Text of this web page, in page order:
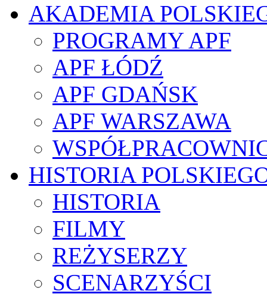
AKADEMIA
PROGRAMY APF
APF ŁÓDŹ
APF GDAŃSK
APF WARSZAWA
HISTORIA
HISTORIA
FILMY
REŻYSERZY
SCENARZYŚCI